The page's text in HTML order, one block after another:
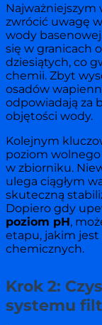
Najważniejszym
zwrócić uwagę
wody
się w granicach
dziesiątych, co
chemii. Zbyt
osadów
odpowiadają za
objętości wody.
Kolejnym
poziom
w zbiorniku.
ulega ciągłym
skuteczną
Dopiero gdy
poziom pH,
etapu, jakim
chemicznych.
Krok 2:
systemu